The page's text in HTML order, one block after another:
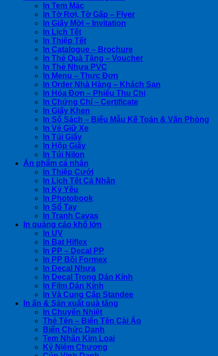
In Tem Mác
In Tờ Rơi, Tờ Gấp – Flyer
In Giấy Mời – Invitation
In Lịch Tết
In Thiệp Tết
In Catalogue – Brochure
In Thẻ Quà Tặng – Voucher
In Thẻ Nhựa PVC
In Menu – Thực Đơn
In Order Nhà Hàng – Khách Sạn
In Hóa Đơn – Phiếu Thu Chi
In Chứng Chỉ – Certificate
In Giấy Khen
In Sổ Sách – Biểu Mẫu Kế Toán & Văn Phòng
In Vé Giữ Xe
In Túi Giấy
In Hộp Giấy
In Túi Nilon
Ấn phẩm cá nhân
In Thiệp Cưới
In Lịch Tết Cá Nhân
In Kỷ Yếu
In Photobook
In Sổ Tay
In Tranh Cavas
In quảng cáo khổ lớn
In UV
In Bạt Hiflex
In PP – Decal PP
In PP Bồi Formex
In Decal Nhựa
In Decal Trong Dán Kính
In Film Dán Kính
In Và Cung Cấp Standee
In ấn & Sản xuất quà tặng
In Chuyển Nhiệt
Thẻ Tên – Biển Tên Cài Áo
Biển Chức Danh
Tem Nhãn Kim Loại
Kỷ Niệm Chương